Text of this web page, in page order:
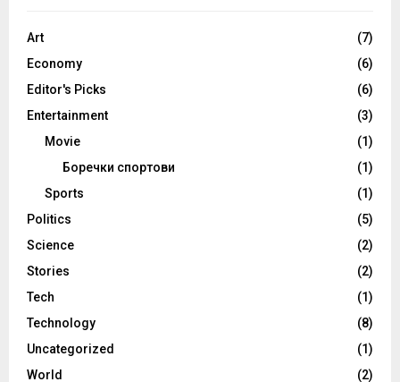
Art
(7)
Economy
(6)
Editor's Picks
(6)
Entertainment
(3)
Movie
(1)
Боречки спортови
(1)
Sports
(1)
Politics
(5)
Science
(2)
Stories
(2)
Tech
(1)
Technology
(8)
Uncategorized
(1)
World
(2)